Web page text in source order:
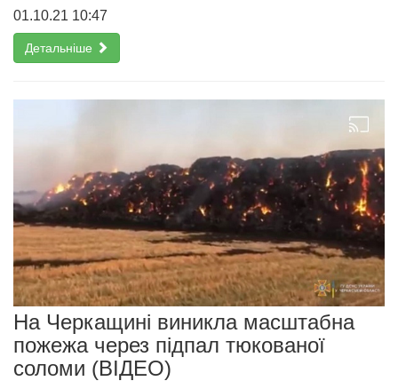
01.10.21 10:47
Детальніше
На Черкащині виникла масштабна
пожежа через підпал тюкованої
соломи (ВІДЕО)